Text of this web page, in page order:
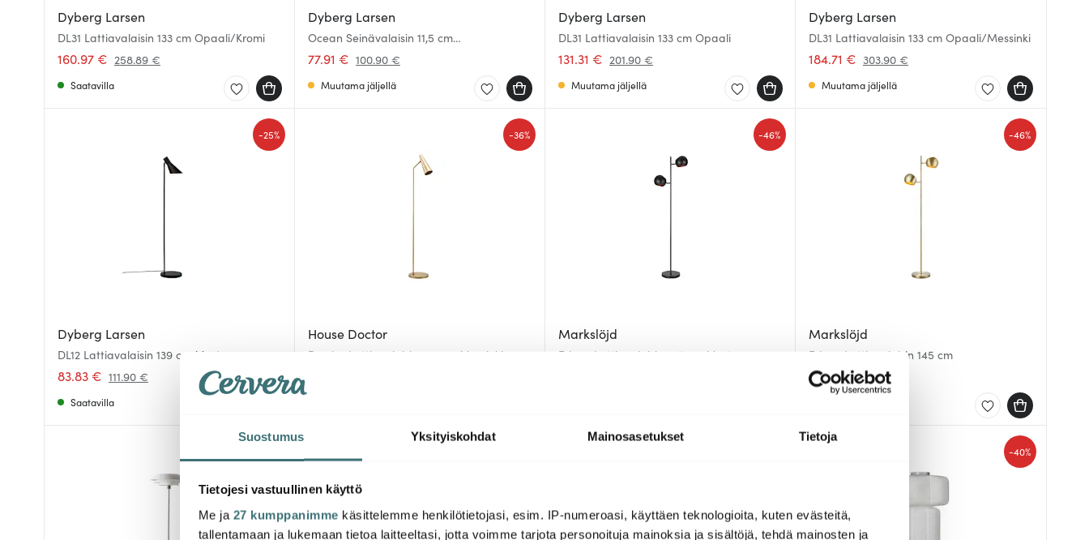
Suostumus Yksityiskohdat Mainosasetukset Tietoja
Tietojesi vastuullinen käyttö
Me ja 27 kumppanimme käsittelemme henkilötietojasi, esim. IP-numeroasi, käyttäen teknologioita, kuten evästeitä,
tallentamaan ja lukemaan tietoa laitteeltasi, jotta voimme tarjota personoituja mainoksia ja sisältöjä, tehdä mainosten ja
Dyberg Larsen
DL31 Lattiavalaisin 133 cm Opaali/Kromi
160.97 € 258.89 €
Saatavilla
Dyberg Larsen
Ocean Seinävalaisin 11,5 cm
Beige/Messinki
77.91 € 100.90 €
Muutama jäljellä
Dyberg Larsen
DL31 Lattiavalaisin 133 cm Opaali
131.31 € 201.90 €
Muutama jäljellä
Dyberg Larsen
DL31 Lattiavalaisin 133 cm Opaali/Messinki
184.71 € 303.90 €
Muutama jäljellä
Dyberg Larsen
DL12 Lattiavalaisin 139 cm Musta
83.83 € 111.90 €
-25%
Saatavilla
House Doctor
Precise Lattiavalaisin 124 cm Messinki
-36%
Markslöjd
Edgar Lattiavalaisin 145 cm Musta
-46%
Markslöjd
Edgar Lattiavalaisin 145 cm
113.67 € 209.00 €
-46%
-40%
Löytönurkka